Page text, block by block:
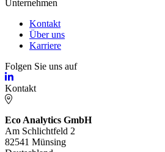
Unternehmen
Kontakt
Über uns
Karriere
Folgen Sie uns auf
Kontakt
Eco Analytics GmbH
Am Schlichtfeld 2
82541 Münsing